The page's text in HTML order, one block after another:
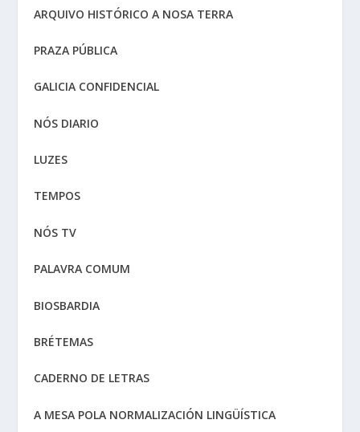
ARQUIVO HISTÓRICO A NOSA TERRA
PRAZA PÚBLICA
GALICIA CONFIDENCIAL
NÓS DIARIO
LUZES
TEMPOS
NÓS TV
PALAVRA COMUM
BIOSBARDIA
BRÉTEMAS
CADERNO DE LETRAS
A MESA POLA NORMALIZACIÓN LINGÜÍSTICA